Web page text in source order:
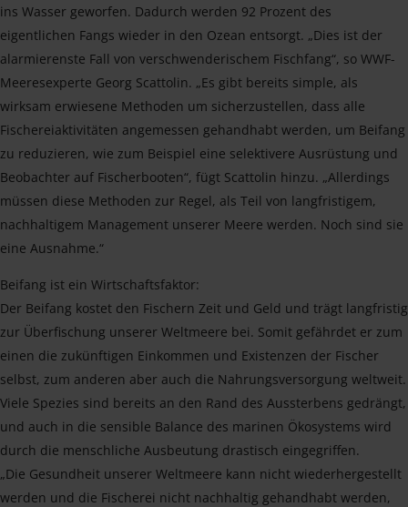
ins Wasser geworfen. Dadurch werden 92 Prozent des
eigentlichen Fangs wieder in den Ozean entsorgt. „Dies ist der
alarmierenste Fall von verschwenderischem Fischfang“, so WWF-
Meeresexperte Georg Scattolin. „Es gibt bereits simple, als
wirksam erwiesene Methoden um sicherzustellen, dass alle
Fischereiaktivitäten angemessen gehandhabt werden, um Beifang
zu reduzieren, wie zum Beispiel eine selektivere Ausrüstung und
Beobachter auf Fischerbooten“, fügt Scattolin hinzu. „Allerdings
müssen diese Methoden zur Regel, als Teil von langfristigem,
nachhaltigem Management unserer Meere werden. Noch sind sie
eine Ausnahme.“
Beifang ist ein Wirtschaftsfaktor:
Der Beifang kostet den Fischern Zeit und Geld und trägt langfristig
zur Überfischung unserer Weltmeere bei. Somit gefährdet er zum
einen die zukünftigen Einkommen und Existenzen der Fischer
selbst, zum anderen aber auch die Nahrungsversorgung weltweit.
Viele Spezies sind bereits an den Rand des Aussterbens gedrängt,
und auch in die sensible Balance des marinen Ökosystems wird
durch die menschliche Ausbeutung drastisch eingegriffen.
„Die Gesundheit unserer Weltmeere kann nicht wiederhergestellt
werden und die Fischerei nicht nachhaltig gehandhabt werden,